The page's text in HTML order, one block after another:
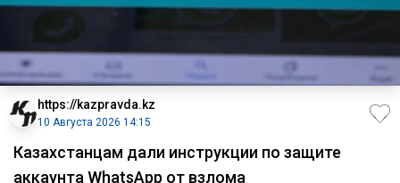
https://kazpravda.kz
10 Августа 2026 14:15
Казахстанцам дали инструкции по защите
аккаунта WhatsApp от взлома